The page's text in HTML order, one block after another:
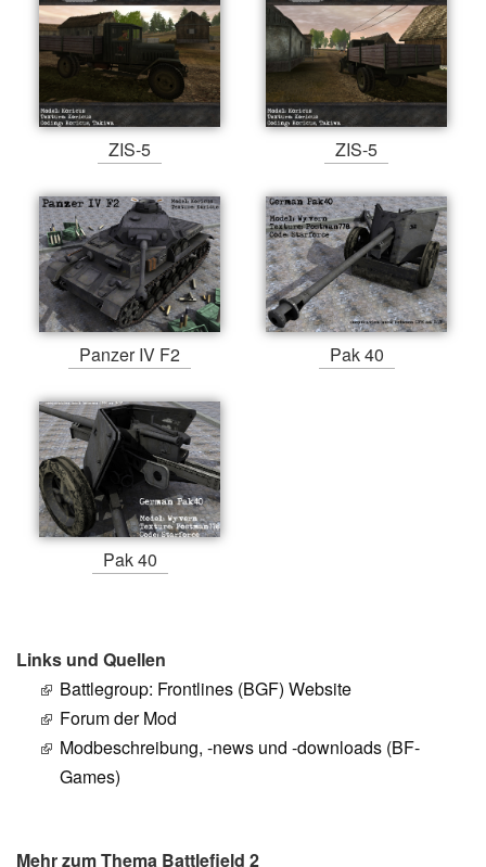
ZIS-5 ZIS-5
Panzer IV F2 Pak 40
Pak 40
Links und Quellen
Battlegroup: Frontlines (BGF) Website
Forum der Mod
Modbeschreibung, -news und -downloads (BF-
Games)
Mehr zum Thema Battlefield 2